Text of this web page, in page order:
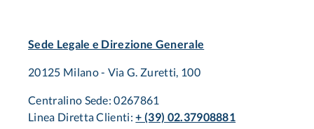
Sede Legale e Direzione Generale
20125 Milano - Via G. Zuretti, 100
Centralino Sede: 0267861
Linea Diretta Clienti:+ (39) 02.37908881